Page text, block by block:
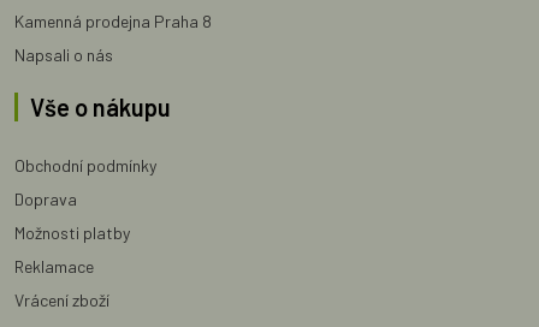
Kamenná prodejna Praha 8
Napsali o nás
Vše o nákupu
Obchodní podmínky
Doprava
Možnosti platby
Reklamace
Vrácení zboží